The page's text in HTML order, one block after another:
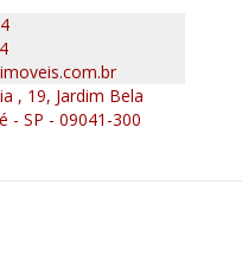
, 19, Jardim Bela
- SP - 09041-300